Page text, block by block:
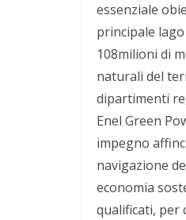
essenziale
principale
108milioni di
naturali del
dipartimenti
Enel Green
impegno
navigazione
economia
qualificati, per